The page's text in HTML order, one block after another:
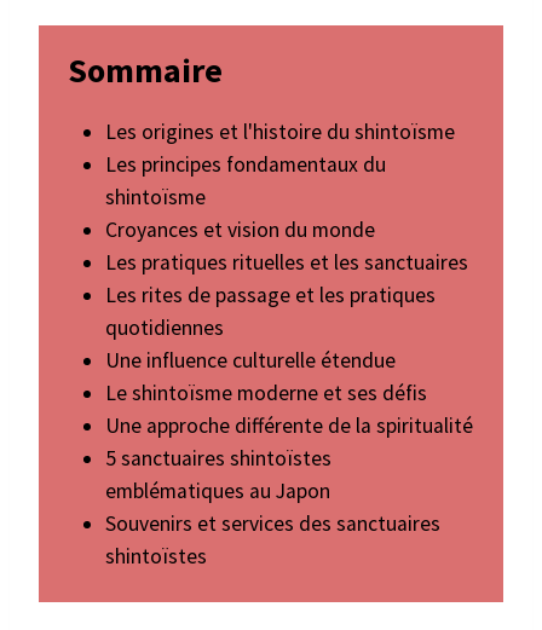
Sommaire
Les origines et l'histoire du shintoïsme
Les principes fondamentaux du
shintoïsme
Croyances et vision du monde
Les pratiques rituelles et les sanctuaires
Les rites de passage et les pratiques
quotidiennes
Une influence culturelle étendue
Le shintoïsme moderne et ses défis
Une approche différente de la spiritualité
5 sanctuaires shintoïstes
emblématiques au Japon
Souvenirs et services des sanctuaires
shintoïstes